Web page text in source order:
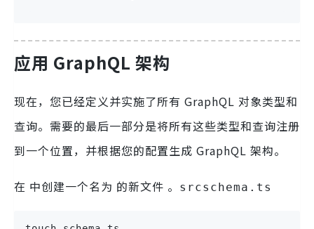
应用 GraphQL 架构
现在，您已经定义并实施了所有 GraphQL 对象类型和
查询。需要的最后一部分是将所有这些类型和查询注册
到一个位置，并根据您的配置生成 GraphQL 架构。
在 中创建一个名为 的新文件 。 srcschema.ts